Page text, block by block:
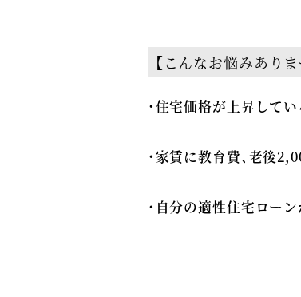
【こんなお悩みありま
・住宅価格が上昇して
・家賃に教育費、老後
・自分の適性住宅ロー